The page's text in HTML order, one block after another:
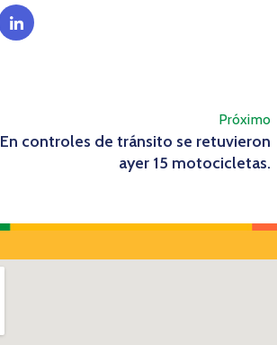
Próximo
En controles de tránsito se retuvieron
ayer 15 motocicletas.